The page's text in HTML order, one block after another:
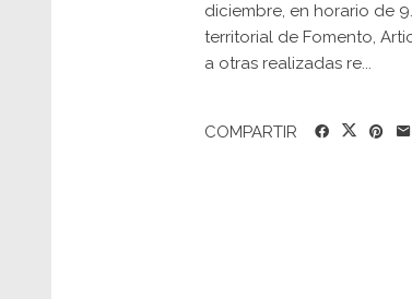
diciembre, en horario de
territorial de Fomento,
a otras realizadas re...
COMPARTIR